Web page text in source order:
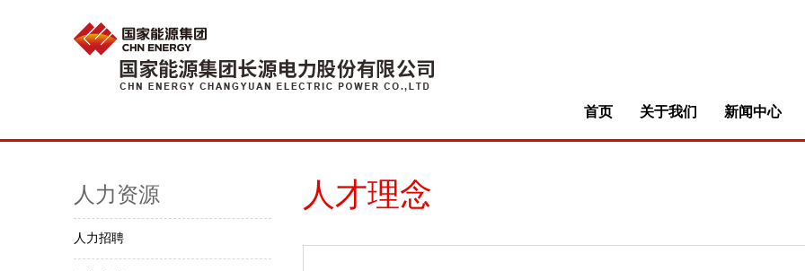
首页 关于我们 新闻中心
人力资源
人力招聘
人才理念